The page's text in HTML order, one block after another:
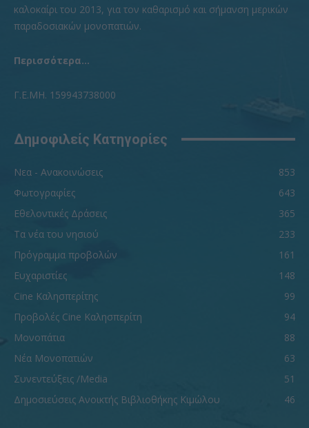
καλοκαίρι του 2013, για τον καθαρισμό και σήμανση μερικών
παραδοσιακών μονοπατιών.
Περισσότερα...
Γ.Ε.ΜΗ. 159943738000
Δημοφιλείς Κατηγορίες
Νεα - Ανακοινώσεις
853
Φωτογραφίες
643
Εθελοντικές Δράσεις
365
Τα νέα του νησιού
233
Πρόγραμμα προβολών
161
Ευχαριστίες
148
Cine Καλησπερίτης
99
Προβολές Cine Καλησπερίτη
94
Μονοπάτια
88
Νέα Μονοπατιών
63
Συνεντεύξεις /Media
51
Δημοσιεύσεις Ανοικτής Βιβλιοθήκης Κιμώλου
46